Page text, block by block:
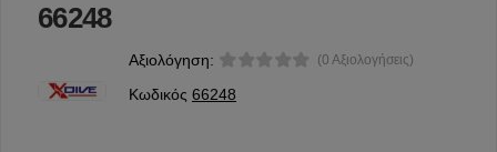
66248
Αξιολόγηση: (0 Αξιολογήσεις)
Κωδικός 66248